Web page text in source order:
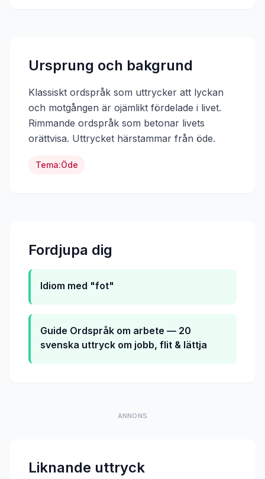
Ursprung och bakgrund
Klassiskt ordspråk som uttrycker att lyckan
och motgången är ojämlikt fördelade i livet.
Rimmande ordspråk som betonar livets
orättvisa. Uttrycket härstammar från öde.
Tema:Öde
Fordjupa dig
Idiom med "fot"
Guide Ordspråk om arbete — 20
svenska uttryck om jobb, flit & lättja
ANNONS
Liknande uttryck